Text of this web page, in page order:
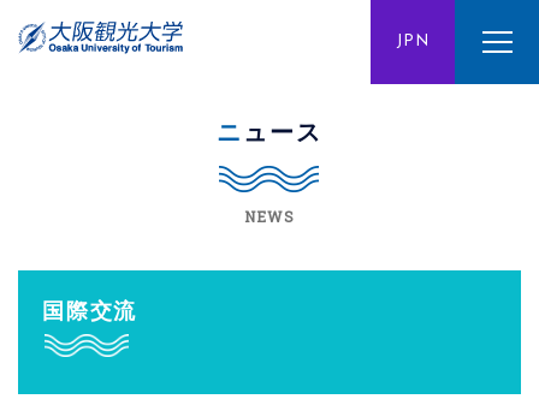
JPN
ENG CHN
ニュース
NEWS
国際交流